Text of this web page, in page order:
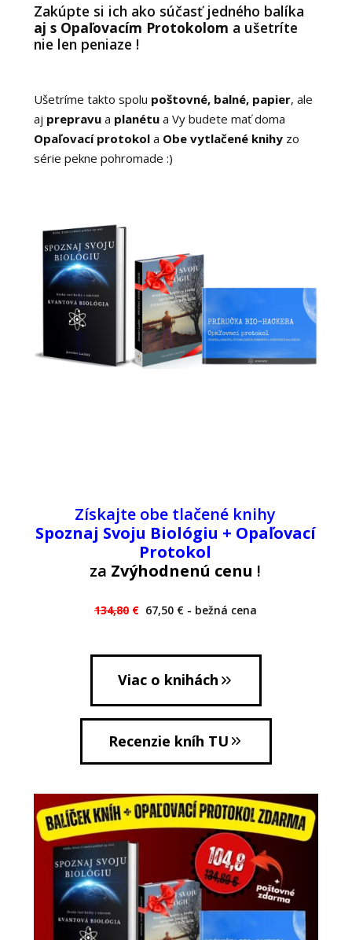
Zakúpte si ich ako súčasť jedného balíka
aj s Opaľovacím Protokolom a ušetríte
nie len peniaze !
Ušetríme takto spolu poštovné, balné, papier, ale
aj prepravua planétua Vy budete mať doma
Opaľovací protokola Obe vytlačené knihyzo
série pekne pohromade :)
Získajte obe tlačené knihy
Spoznaj Svoju Biológiu + Opaľovací
Protokol
za Zvýhodnenú cenu !
134,80€ 67,50 € - bežná cena
Viac o knihách
Recenzie kníh TU